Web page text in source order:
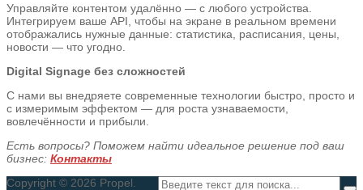
Управляйте контентом удалённо — с любого устройства.
Интегрируем ваше API, чтобы на экране в реальном времени
отображались нужные данные: статистика, расписания, цены,
новости — что угодно.
Digital Signage без сложностей
С нами вы внедряете современные технологии быстро, просто и
с измеримым эффектом — для роста узнаваемости,
вовлечённости и прибыли.
Есть вопросы? Поможем найти идеальное решение под ваш
бизнес: Контакты
Copyright © 2026 Propel.